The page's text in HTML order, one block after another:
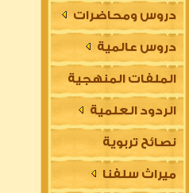
دروس ومحاضرات
دروس عالمية
الملفات المنهجية
الردود العلمية
نصائح تربوية
ميراث سلفنا